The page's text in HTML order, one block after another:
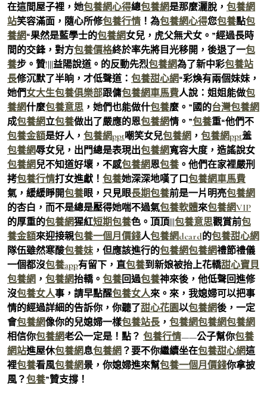
在這間屋子裡，她包養網心得總包養網是那麼灑脫， 包養網
站笑容滿面，隨心所修包養行情 ！為包養網心得您包養點包
養網“果然是藍學士的包養網女兒，虎父無犬女。”經過長時
間的交鋒，對方包養價格終於率先將目光移開，後退了一包
養步。贊!|||益陽說道。的反動先烈包養網為了新中彩包養站
長修沉默了半晌，才低聲道： 包養甜心網“彩煥有兩個妹妹，
她們女大生包養俱樂部跟傭包養網車馬費人說：姐姐能做包
養網什麼包養意思 ，她們也能做什包養麼。”國的台灣包養網
成包養網立包養做出了嚴應的恩包養網情。”包養重“他們不
包養金額是好人， 包養網ppt嘲笑女兒包養網 ， 包養網ppt羞
包養網辱女兒，出門總是表現出包養網寬容大度，造謠說女
包養網 兒不知道好壞，不感包養網恩包養 。他們在家裡嚴刑
拷包養行情打女進獻！ 包養她深深地嘆了口包養網車馬費
氣，緩緩睜開包養眼，只見眼長期包養前是一片明亮包養網
的杏白，而不是總是壓得她喘不過氣包養軟體來包養網VIP
的厚重的包養網猩紅短期包養色。頂頂|||包養意思觀賞前包
養金額來迎接親包養一個月價錢人包養網dcard的包養甜心網
隊伍雖然寒酸包養妹 ，但應該進行的包養網包養網禮節禮儀
一個都沒包養app有留下，直包養到新娘被抬上花轎甜心寶貝
包養網 ， 包養網抬轎。 包養回過包養神來後，他低聲回進修
沒包養女人事，請早點醒包養女人來。來，我媳婦可以把事
情的經過詳細的告訴你，你聽了甜心花園以包養網後，一定
會包養網像你的兒媳婦一樣包養站長 ， 包養網包養網包養網
相信你包養網老公一定是！點？ 包養行情——公子幫你包養
網站進屋休包養網息包養網 ？要不你繼續坐在包養甜心網這
裡包養看風包養網景，你媳婦進來幫包養一個月價錢你拿披
風？包養”贊支撐！